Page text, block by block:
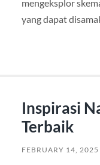
mengeksplor
yang dapat
Inspirasi
Terbaik
FEBRUARY 14, 2025